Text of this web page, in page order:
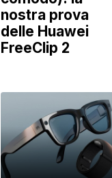
nostra prova
delle Huawei
FreeClip 2